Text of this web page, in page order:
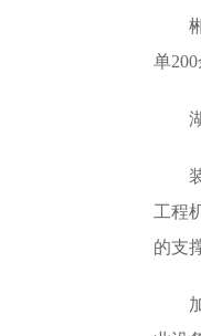
单
工程
的支